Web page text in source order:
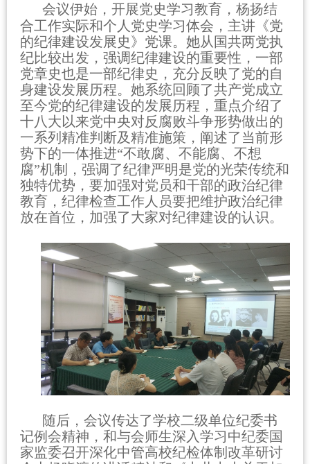
会议伊始，开展党史学习教育，杨扬结
合工作实际和个人党史学习体会，主讲《党
的纪律建设发展史》党课。她从国共两党执
纪比较出发，强调纪律建设的重要性，一部
党章史也是一部纪律史，充分反映了党的自
身建设发展历程。她系统回顾了共产党成立
至今党的纪律建设的发展历程，重点介绍了
十八大以来党中央对反腐败斗争形势做出的
一系列精准判断及精准施策，阐述了当前形
势下的一体推进“不敢腐、不能腐、不想
腐”机制，强调了纪律严明是党的光荣传统和
独特优势，要加强对党员和干部的政治纪律
教育，纪律检查工作人员要把维护政治纪律
放在首位，加强了大家对纪律建设的认识。
随后，会议传达了学校二级单位纪委书
记例会精神，和与会师生深入学习中纪委国
家监委召开深化中管高校纪检体制改革研讨